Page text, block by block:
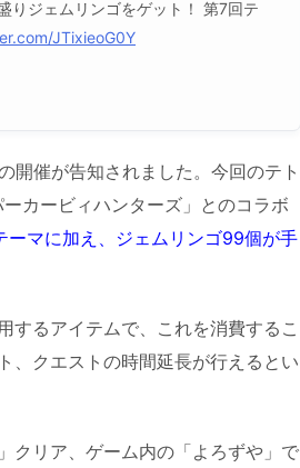
りジェムリンゴをゲット！ 第7回テ
JTixieoG0Y
催が告知されました。今回のテト
カービィハンターズ」とのコラボ
マに加え、ジェムリンゴ99個が手
するアイテムで、これを消費するこ
、クエストの時間延長が行えるとい
クリア、ゲーム内の「よろずや」で